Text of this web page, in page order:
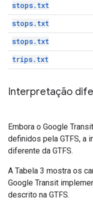
stops.txt
stops.txt
stops.txt
trips.txt
Interpretação
Embora o Google
definidos pela GTFS, a
diferente da GTFS.
A Tabela 3 mostra os
Google Transit
descrito na GTFS.